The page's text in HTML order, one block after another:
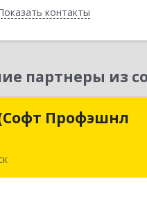
контакты
Назад
партнеры из
Профэшнл
(Софт Профэшнл